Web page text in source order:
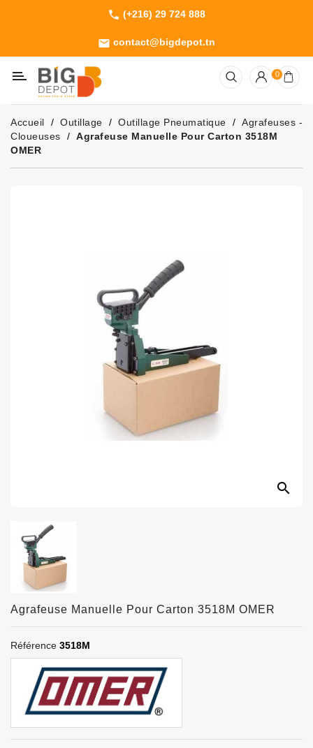
phone (+216) 29 724 888
email contact@bigdepot.tn
Machines
Outillage
Jardinage
Consommables
0
Accueil Outillage Outillage Pneumatique
Agrafeuses -
Cloueuses
Agrafeuse Manuelle Pour Carton 3518M
OMER
search
Agrafeuse Manuelle Pour Carton 3518M OMER
Référence 3518M